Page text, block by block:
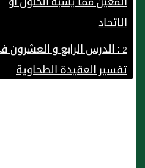
2 : الدرس الرابع و العشرون في
تفسير العقيدة الطحاوية
لفضيلة الشيخ محمد حسين